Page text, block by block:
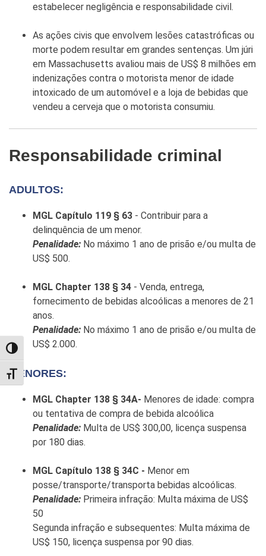
TOGGLE HIGH CONTRAST
TOGGLE FONT SIZE
estabelecer negligência e responsabilidade civil.
As ações civis que envolvem lesões catastróficas ou
morte podem resultar em grandes sentenças. Um júri
em Massachusetts avaliou mais de US$ 8 milhões em
indenizações contra o motorista menor de idade
intoxicado de um automóvel e a loja de bebidas que
vendeu a cerveja que o motorista consumiu.
Responsabilidade criminal
ADULTOS:
MGL Capítulo 119 § 63 - Contribuir para a
delinquência de um menor.
Penalidade: No máximo 1 ano de prisão e/ou multa de
US$ 500.
MGL Chapter 138 § 34 - Venda, entrega,
fornecimento de bebidas alcoólicas a menores de 21
anos.
Penalidade: No máximo 1 ano de prisão e/ou multa de
US$ 2.000.
MENORES:
MGL Chapter 138 § 34A- Menores de idade: compra
ou tentativa de compra de bebida alcoólica
Penalidade: Multa de US$ 300,00, licença suspensa
por 180 dias.
MGL Capítulo 138 § 34C - Menor em
posse/transporte/transporta bebidas alcoólicas.
Penalidade: Primeira infração: Multa máxima de US$
50
Segunda infração e subsequentes: Multa máxima de
US$ 150, licença suspensa por 90 dias.